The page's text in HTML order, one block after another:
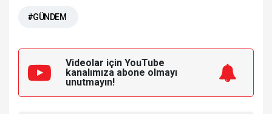
#GÜNDEM
Videolar için YouTube
kanalımıza abone olmayı
unutmayın!